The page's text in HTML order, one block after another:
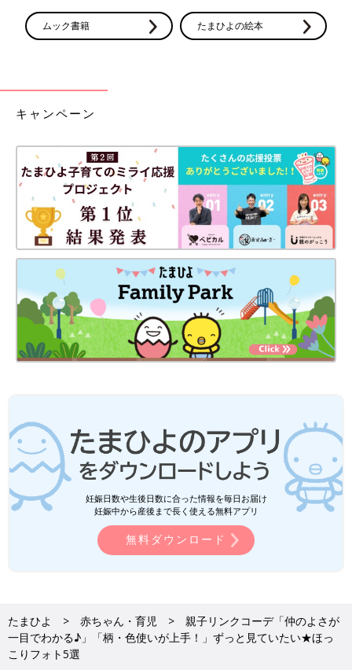
ムック書籍 たまひよの絵本
キャンペーン
妊娠日数や生後日数に合った情報を毎日お届け
妊娠中から産後まで長く使える無料アプリ
無料ダウンロード
たまひよ 赤ちゃん・育児
親子リンクコーデ「仲のよさが
一目でわかる♪」「柄・色使いが上手！」ずっと見ていたい★ほっ
こりフォト5選